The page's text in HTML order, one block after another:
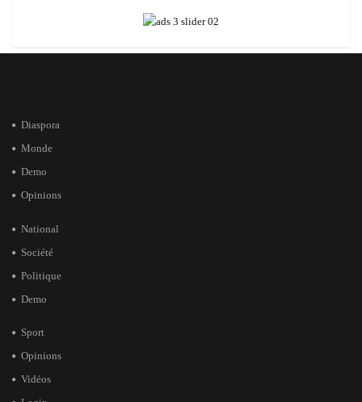
Diaspora
Monde
Demo
Opinions
National
Société
Politique
Demo
Sport
Opinions
Vidéos